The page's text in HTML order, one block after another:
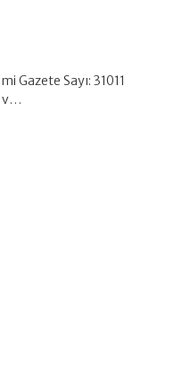
Gazete Sayı: 31011
v…